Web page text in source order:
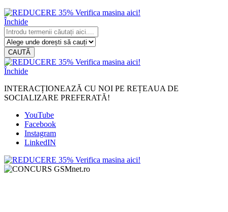
Închide
CAUTĂ
Închide
INTERACȚIONEAZĂ CU NOI PE REȚEAUA DE
SOCIALIZARE PREFERATĂ!
YouTube
Facebook
Instagram
LinkedIN